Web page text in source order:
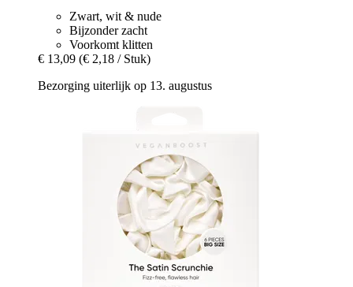
Zwart, wit & nude
Bijzonder zacht
Voorkomt klitten
€ 13,09 (€ 2,18 / Stuk)
Bezorging uiterlijk op 13. augustus